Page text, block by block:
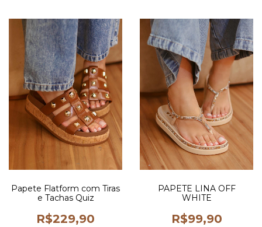
Papete Flatform com Tiras
e Tachas Quiz
R$229,90
PAPETE LINA OFF
WHITE
R$99,90